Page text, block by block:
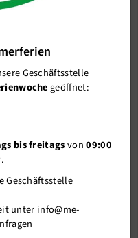
KIDS
Geschäftsstelle
geöffnet:
bis freitagsvon09:00
Geschäftsstelle
unter info@me-